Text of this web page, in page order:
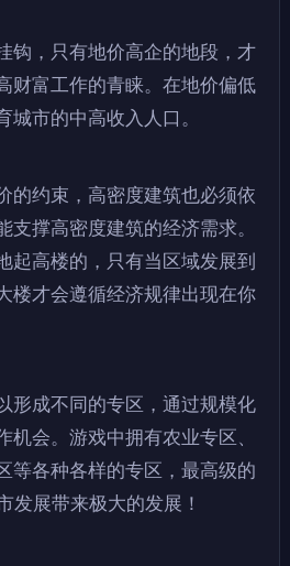
钩，只有地价高企的地段，才
财富工作的青睐。在地价偏低
城市的中高收入人口。
的约束，高密度建筑也必须依
支撑高密度建筑的经济需求。
起高楼的，只有当区域发展到
楼才会遵循经济规律出现在你
形成不同的专区，通过规模化
机会。游戏中拥有农业专区、
等各种各样的专区，最高级的
发展带来极大的发展！